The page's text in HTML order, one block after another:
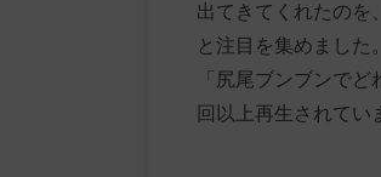
出てきてくれたのを
と注目を集めました。
「尻尾ブンブンで
回以上再生されてい